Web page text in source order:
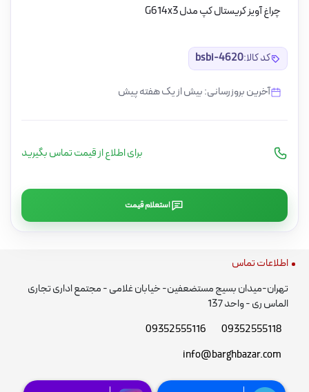
چراغ آویز کریستال کپ مدل G614x3
کد کالا:bsbi-4620
آخرین بروزرسانی: بیش از یک هفته پیش
برای اطلاع از قیمت تماس بگیرید
استعلام قیمت
اطلاعات تماس
تهران-میدان بسیج مستضعفین- خیابان غلامی - مجتمع اداری تجاری
الماس ری - واحد 137
09352555118
09352555116
info@barghbazar.com